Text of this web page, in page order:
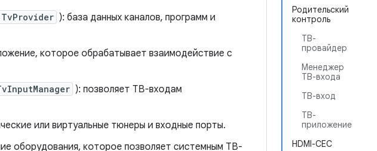
Родительский
контроль
ТВ-
провайдер
Менеджер
ТВ-входа
ТВ-вход
ТВ-
приложение
HDMI-CEC
): база данных каналов, программ и
которое обрабатывает взаимодействие с
): позволяет ТВ-входам
или виртуальные тюнеры и входные порты.
оборудования, которое позволяет системным ТВ-